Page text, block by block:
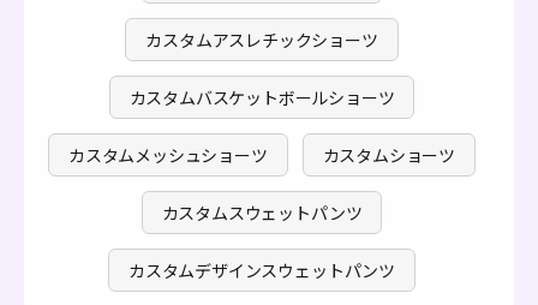
カスタムアスレチックショーツ
カスタムバスケットボールショーツ
カスタムメッシュショーツ カスタムショーツ
カスタムスウェットパンツ
カスタムデザインスウェットパンツ